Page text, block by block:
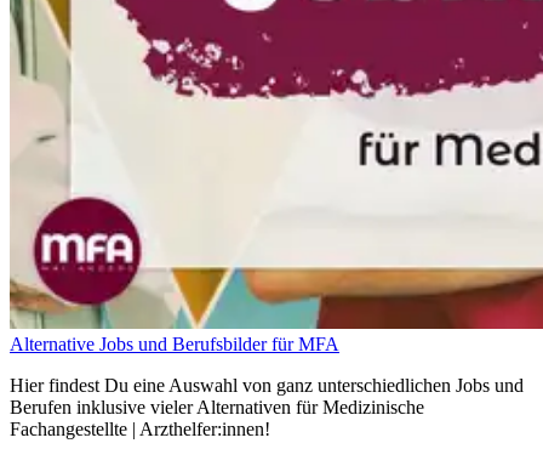
Alternative Jobs und Berufsbilder für MFA
Hier findest Du eine Auswahl von ganz unterschiedlichen Jobs und
Berufen inklusive vieler Alternativen für Medizinische
Fachangestellte | Arzthelfer:innen!